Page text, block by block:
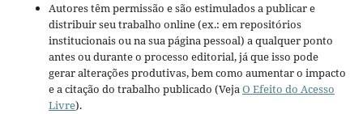
Autores têm permissão e são estimulados a publicar e
distribuir seu trabalho online (ex.: em repositórios
institucionais ou na sua página pessoal) a qualquer ponto
antes ou durante o processo editorial, já que isso pode
gerar alterações produtivas, bem como aumentar o impacto
e a citação do trabalho publicado (VejaO Efeito do Acesso
Livre).